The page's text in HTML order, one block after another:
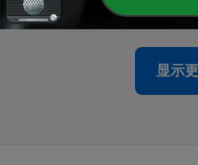
10 Jul 2026
显示